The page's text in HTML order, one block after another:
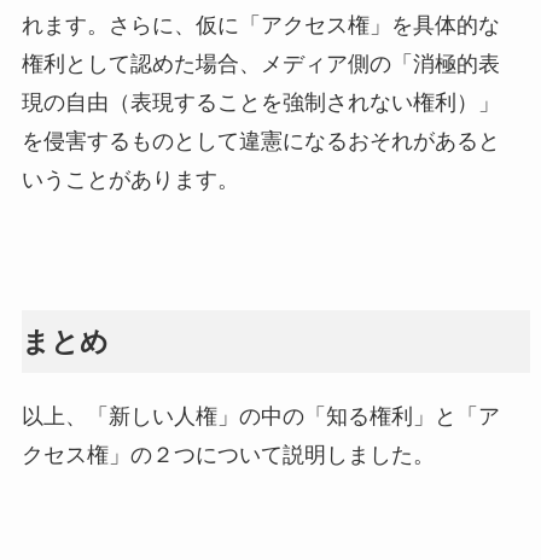
れます。さらに、仮に「アクセス権」を具体的な
権利として認めた場合、メディア側の「消極的表
現の自由（表現することを強制されない権利）」
を侵害するものとして違憲になるおそれがあると
いうことがあります。
まとめ
以上、「新しい人権」の中の「知る権利」と「ア
クセス権」の２つについて説明しました。